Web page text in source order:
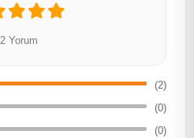
2 Yorum
(2)
(0)
(0)